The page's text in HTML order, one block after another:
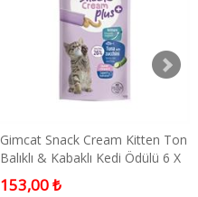
Gimcat Snack Cream Kitten Ton
Balıklı & Kabaklı Kedi Ödülü 6 X
15 Gr
153,00 ₺